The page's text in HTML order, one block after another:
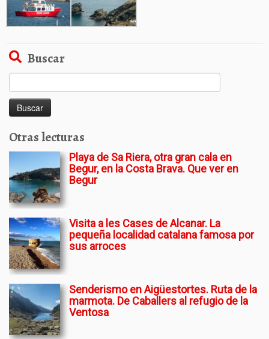
Buscar
Otras lecturas
Playa de Sa Riera, otra gran cala en
Begur, en la Costa Brava. Que ver en
Begur
Visita a les Cases de Alcanar. La
pequeña localidad catalana famosa por
sus arroces
Senderismo en Aigüestortes. Ruta de la
marmota. De Caballers al refugio de la
Ventosa